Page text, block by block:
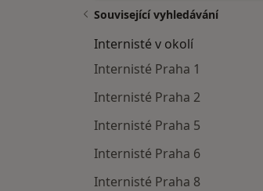
Související vyhledávání
Internisté v okolí
Internisté Praha 1
Internisté Praha 2
Internisté Praha 5
Internisté Praha 6
Internisté Praha 8